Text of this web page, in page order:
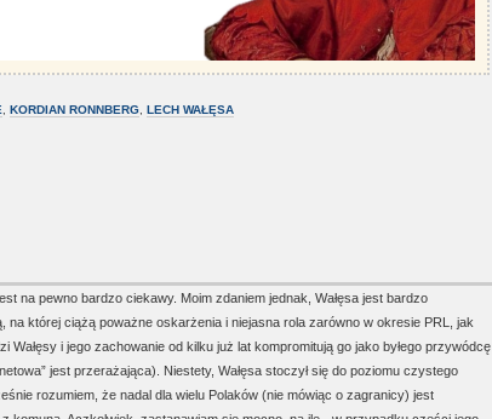
KORDIAN RONNBERG, LECH WAŁĘSA
na pewno bardzo ciekawy. Moim zdaniem jednak, Wałęsa jest bardzo
której ciążą poważne oskarżenia i niejasna rola zarówno w okresie PRL, jak
Wałęsy i jego zachowanie od kilku już lat kompromitują go jako byłego przywódcę
jest przerażająca). Niestety, Wałęsa stoczył się do poziomu czystego
rozumiem, że nadal dla wielu Polaków (nie mówiąc o zagranicy) jest